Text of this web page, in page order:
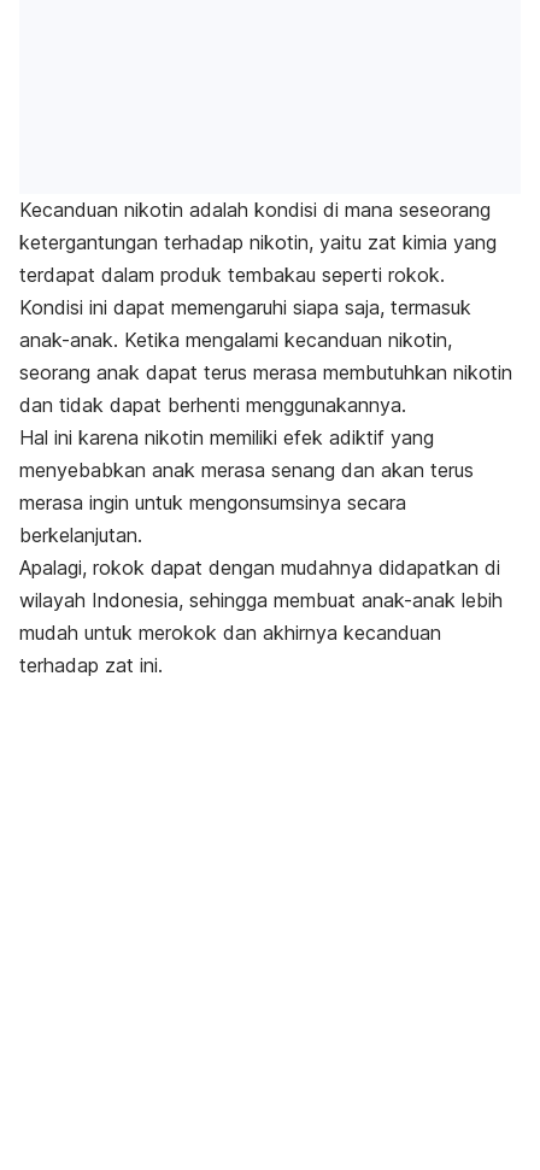
Kecanduan nikotin adalah kondisi di mana seseorang
ketergantungan terhadap nikotin, yaitu zat kimia yang
terdapat dalam produk tembakau seperti rokok.
Kondisi ini dapat memengaruhi siapa saja, termasuk
anak-anak. Ketika mengalami kecanduan nikotin,
seorang anak dapat terus merasa membutuhkan nikotin
dan tidak dapat berhenti menggunakannya.
Hal ini karena nikotin memiliki efek adiktif yang
menyebabkan anak merasa senang dan akan terus
merasa ingin untuk mengonsumsinya secara
berkelanjutan.
Apalagi, rokok dapat dengan mudahnya didapatkan di
wilayah Indonesia, sehingga membuat anak-anak lebih
mudah untuk merokok dan akhirnya kecanduan
terhadap zat ini.